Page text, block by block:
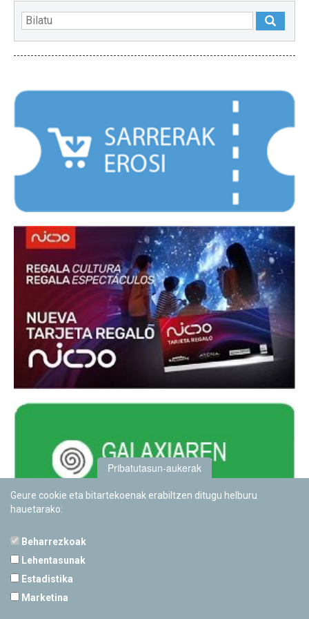
Pribatutasun-aukerak
Geure cookie eta bitartekoenak erabiltzen ditugu helburu
hauetarako:
Beharrezkoak
Lehentasunak
Estadistika
Marketina